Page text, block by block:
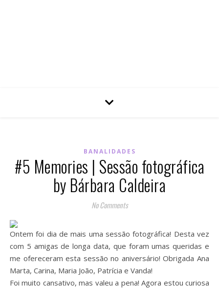
BANALIDADES
#5 Memories | Sessão fotográfica
by Bárbara Caldeira
No Comments
Ontem foi dia de mais uma sessão fotográfica! Desta vez
com 5 amigas de longa data, que foram umas queridas e
me ofereceram esta sessão no aniversário! Obrigada Ana
Marta, Carina, Maria João, Patrícia e Vanda!
Foi muito cansativo, mas valeu a pena! Agora estou curiosa